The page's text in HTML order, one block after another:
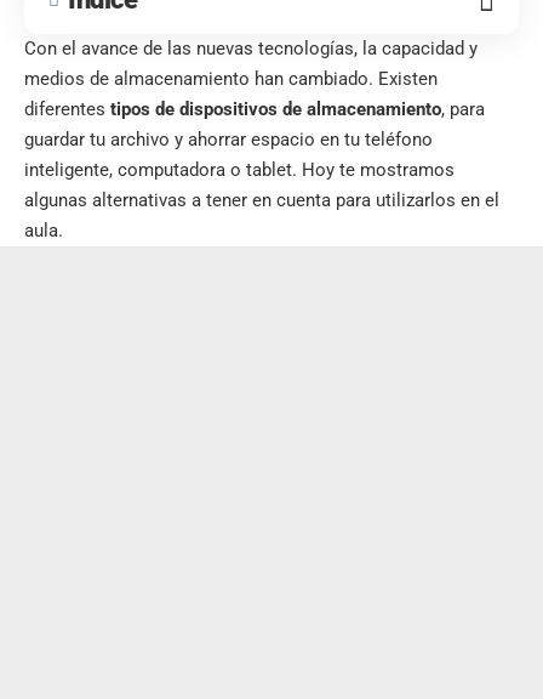
Con el avance de las nuevas tecnologías, la capacidad y
medios de almacenamiento han cambiado. Existen
diferentes tipos de dispositivos de almacenamiento, para
guardar tu archivo y ahorrar espacio en tu teléfono
inteligente, computadora o tablet. Hoy te mostramos
algunas alternativas a tener en cuenta para utilizarlos en el
aula.